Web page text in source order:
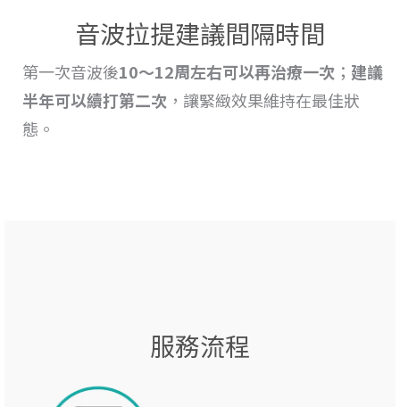
音波拉提建議間隔時間
第一次音波後10～12周左右可以再治療一次 ； 建議
半年可以續打第二次 ，讓緊緻效果維持在最佳狀
態。
服務流程